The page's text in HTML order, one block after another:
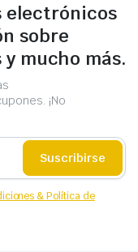
electrónicos
sobre
mucho más.
¡No
Suscribirse
& Política de